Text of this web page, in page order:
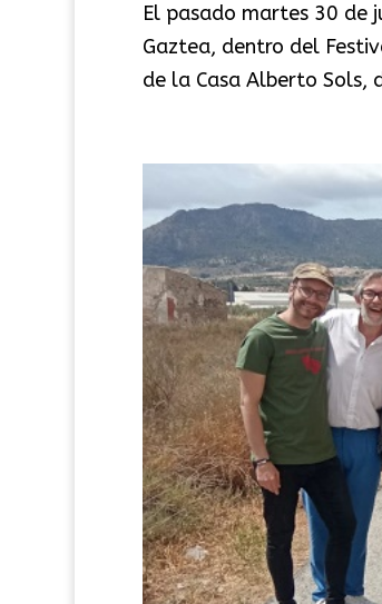
El pasado martes 30 de
Gaztea, dentro del
de la Casa Alberto Sols,